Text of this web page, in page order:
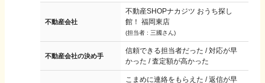
不動産会社
不動産SHOPナカジツ おうち探し
館！ 福岡東店
(担当者 : 三國さん)
不動産会社の決め手
信頼できる担当者だった / 対応が早
かった / 査定額が高かった
こまめに連絡をもらえた / 返信が早